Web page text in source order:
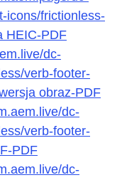
icons/frictionless-
HEIC-PDF
dc-
verb-footer-
obraz-PDF
dc-
verb-footer-
PDF
dc-